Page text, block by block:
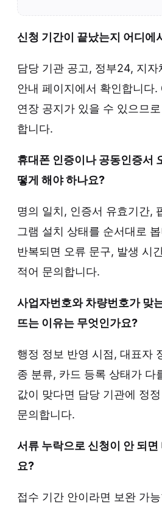
신청 기간이 끝났는지 어디에
담당 기관 공고, 정부24, 지자
안내 페이지에서 확인합니다
연장 공지가 있을 수 있으므
합니다.
휴대폰 인증이나 공동인증서
떻게 해야 하나요?
명의 일치, 인증서 유효기간,
그램 설치 상태를 순서대로
반복되면 오류 문구, 발생 시
적어 문의합니다.
사업자번호와 차량번호가 맞
뜨는 이유는 무엇인가요?
행정 정보 반영 시점, 대표자
종 분류, 카드 등록 상태가 다
값이 맞다면 담당 기관에 정
문의합니다.
서류 누락으로 신청이 안 되
요?
접수 기간 안이라면 보완 가